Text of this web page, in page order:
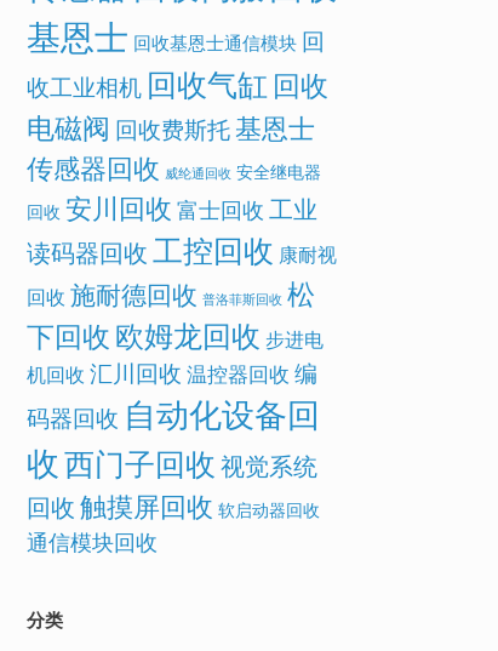
基恩士 回收基恩士通信模块 回
收工业相机 回收气缸 回收
电磁阀 回收费斯托基恩士
传感器回收 威纶通回收 安全继电器
回收 安川回收 富士回收 工业
读码器回收工控回收 康耐视
回收 施耐德回收 普洛菲斯回收 松
下回收欧姆龙回收 步进电
机回收 汇川回收 温控器回收 编
码器回收 自动化设备回
收西门子回收视觉系统
回收触摸屏回收 软启动器回收
通信模块回收
分类